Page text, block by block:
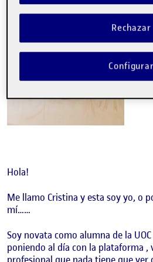
Hola!
Me llamo Cristina y esta soy yo, o
mí……
Soy novata como alumna de la
poniendo al día con la plataforma ,
profesional que nada tiene que ver
Rechazar
Configurar